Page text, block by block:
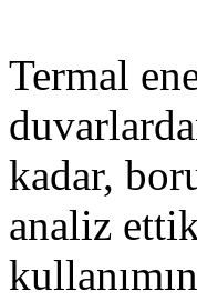
Termal
kadar,
analiz